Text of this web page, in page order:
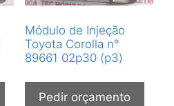
Módulo de Injeção
Toyota Corolla n°
89661 02p30 (p3)
Pedir orçamento